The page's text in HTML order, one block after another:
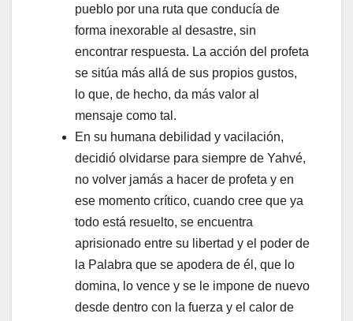
pueblo por una ruta que conducía de
forma inexorable al desastre, sin
encontrar respuesta. La acción del profeta
se sitúa más allá de sus propios gustos,
lo que, de hecho, da más valor al
mensaje como tal.
En su humana debilidad y vacilación,
decidió olvidarse para siempre de Yahvé,
no volver jamás a hacer de profeta y en
ese momento crítico, cuando cree que ya
todo está resuelto, se encuentra
aprisionado entre su libertad y el poder de
la Palabra que se apodera de él, que lo
domina, lo vence y se le impone de nuevo
desde dentro con la fuerza y el calor de